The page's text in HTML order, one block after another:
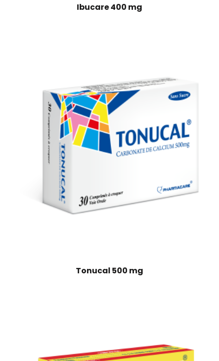
Ibucare 400 mg
Tonucal 500 mg